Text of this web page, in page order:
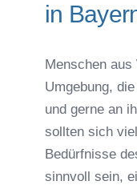
in
Menschen aus
Umgebung,
und gerne an
sollten sich
Bedürfnisse
sinnvoll sein,